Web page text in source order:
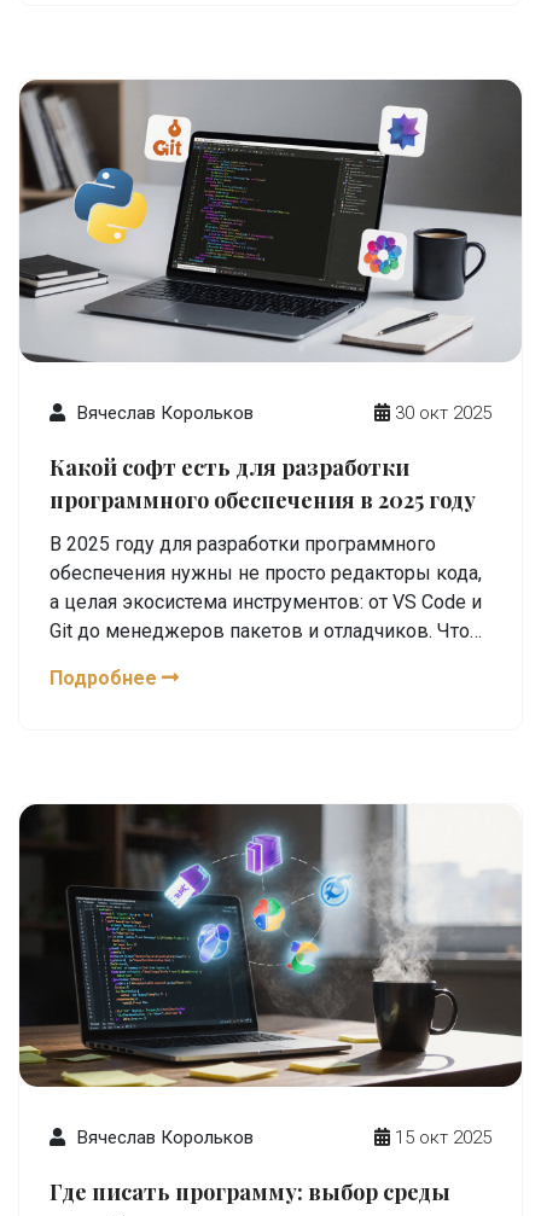
Вячеслав Корольков 30 окт 2025
Какой софт есть для разработки
программного обеспечения в 2025 году
В 2025 году для разработки программного
обеспечения нужны не просто редакторы кода,
а целая экосистема инструментов: от VS Code и
Git до менеджеров пакетов и отладчиков. Что
Подробнее
Вячеслав Корольков 15 окт 2025
Где писать программу: выбор среды